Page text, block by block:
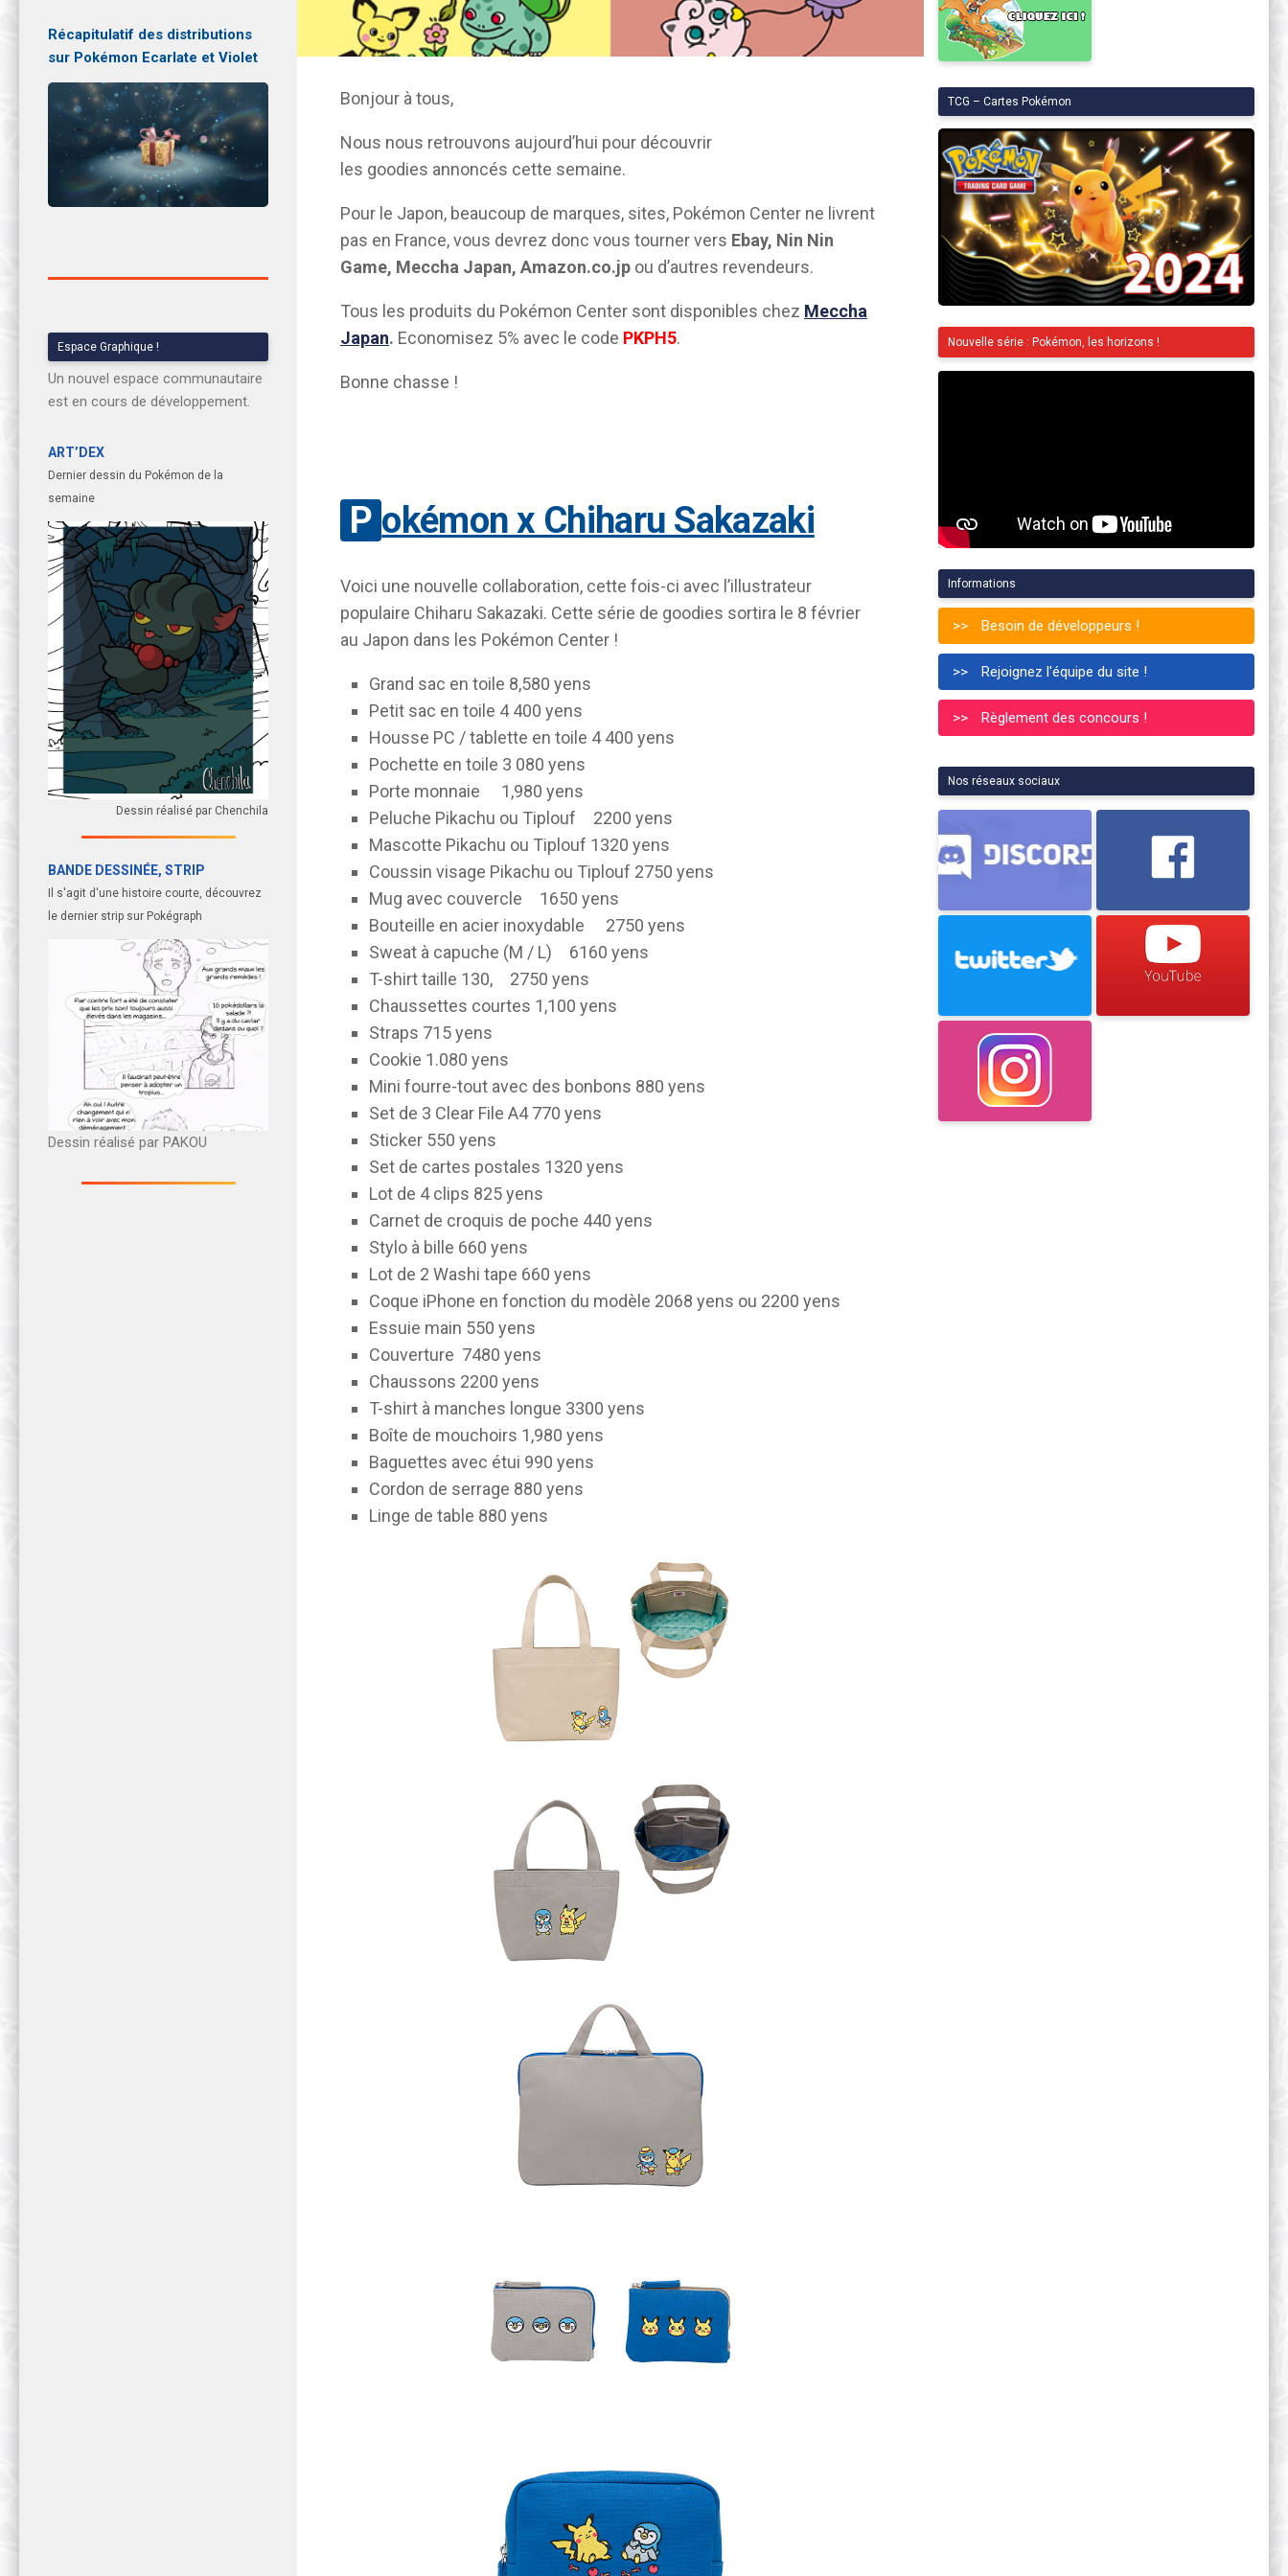
Bonjour à tous,
Nous nous retrouvons aujourd’hui pour découvrir
les goodies annoncés cette semaine.
Pour le Japon, beaucoup de marques, sites, Pokémon Center ne livrent
pas en France, vous devrez donc vous tourner vers Ebay, Nin Nin
Game, Meccha Japan, Amazon.co.jp ou d’autres revendeurs.
Tous les produits du Pokémon Center sont disponibles chez Meccha
Japan. Economisez 5% avec le code PKPH5.
Bonne chasse !
Pokémon x Chiharu Sakazaki
Voici une nouvelle collaboration, cette fois-ci avec l’illustrateur
populaire Chiharu Sakazaki. Cette série de goodies sortira le 8 février
au Japon dans les Pokémon Center !
Grand sac en toile 8,580 yens
Petit sac en toile 4 400 yens
Housse PC / tablette en toile 4 400 yens
Pochette en toile 3 080 yens
Porte monnaie
1,980 yens
Peluche Pikachu ou Tiplouf 2200 yens
Mascotte Pikachu ou Tiplouf 1320 yens
Coussin visage Pikachu ou Tiplouf 2750 yens
Mug avec couvercle 1650 yens
Bouteille en acier inoxydable
2750 yens
Sweat à capuche (M / L) 6160 yens
T-shirt taille 130, 2750 yens
Chaussettes courtes 1,100 yens
Straps 715 yens
Cookie 1.080 yens
Mini fourre-tout avec des bonbons 880 yens
Set de 3 Clear File A4770 yens
Sticker 550 yens
Set de cartes postales 1320 yens
Lot de 4 clips 825 yens
Carnet de croquis de poche 440 yens
Stylo à bille 660 yens
Lot de 2 Washi tape 660 yens
Coque iPhone en fonction du modèle 2068 yens ou 2200 yens
Essuie main 550 yens
Couverture 7480 yens
Chaussons 2200 yens
T-shirt à manches longue 3300 yens
Boîte de mouchoirs 1,980 yens
Baguettes avec étui 990 yens
Cordon de serrage 880 yens
Linge de table 880 yens
Récapitulatif des distributions
sur Pokémon Ecarlate et Violet
Espace Graphique !
Un nouvel espace communautaire
est en cours de développement.
ART’DEX
Dernier dessin du Pokémon de la
semaine
Dessin réalisé par Chenchila
BANDE DESSINÉE, STRIP
Il s'agit d'une histoire courte, découvrez
le dernier strip sur Pokégraph
Dessin réalisé par PAKOU
TCG – Cartes Pokémon
Nouvelle série : Pokémon, les horizons !
Informations
Besoin de développeurs !
Rejoignez l'équipe du site !
Règlement des concours !
Nos réseaux sociaux